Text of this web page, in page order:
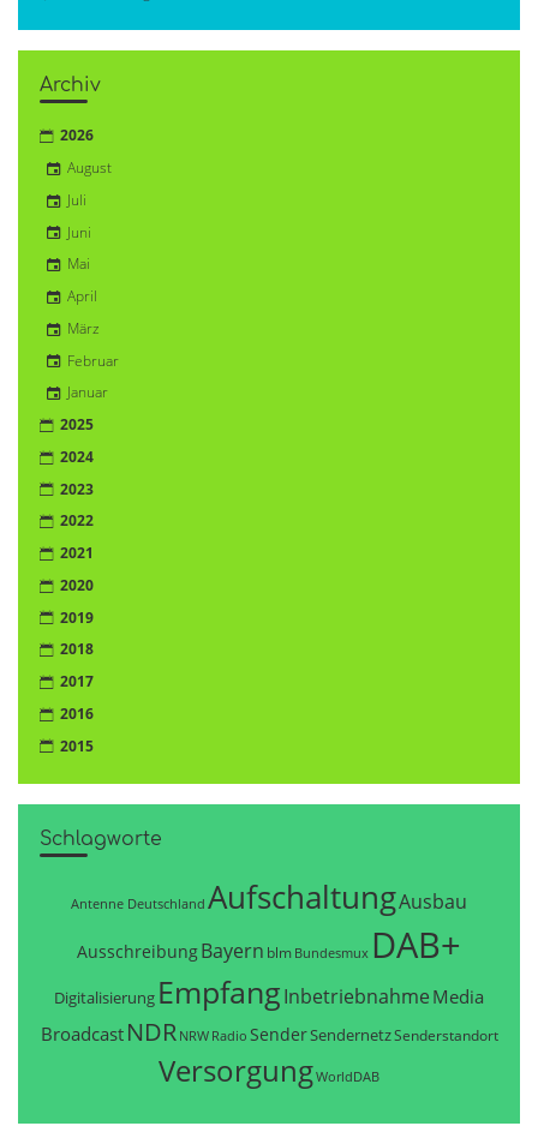
Archiv
2026
August
Juli
Juni
Mai
April
März
Februar
Januar
2025
2024
2023
2022
2021
2020
2019
2018
2017
2016
2015
Schlagworte
Antenne Deutschland AufschaltungAusbau
AusschreibungBayern blm Bundesmux DAB+
Digitalisierung EmpfangInbetriebnahme Media
Broadcast NDR NRW Radio SenderSendernetzSenderstandort
VersorgungWorldDAB